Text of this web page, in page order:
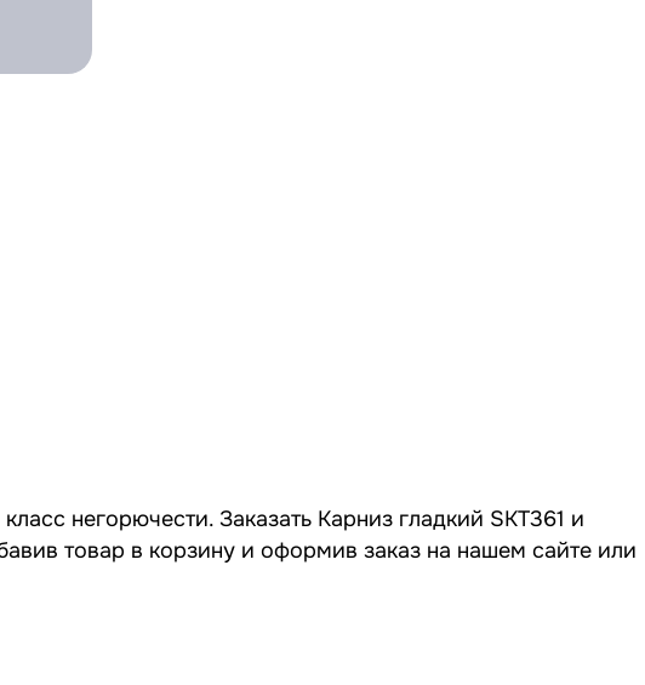
негорючести. Заказать Карниз гладкий SKT361 и
товар в корзину и оформив заказ на нашем сайте или